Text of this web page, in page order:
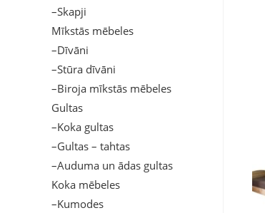
–Skapji
Mīkstās mēbeles
–Dīvāni
–Stūra dīvāni
–Biroja mīkstās mēbeles
Gultas
–Koka gultas
–Gultas – tahtas
–Auduma un ādas gultas
Koka mēbeles
–Kumodes